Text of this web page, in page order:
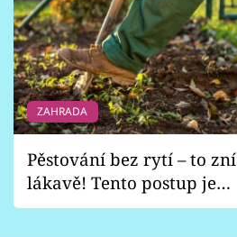
ZAHRADA
Pěstování bez rytí – to zní
lákavě! Tento postup je
vhodný jen pro některé